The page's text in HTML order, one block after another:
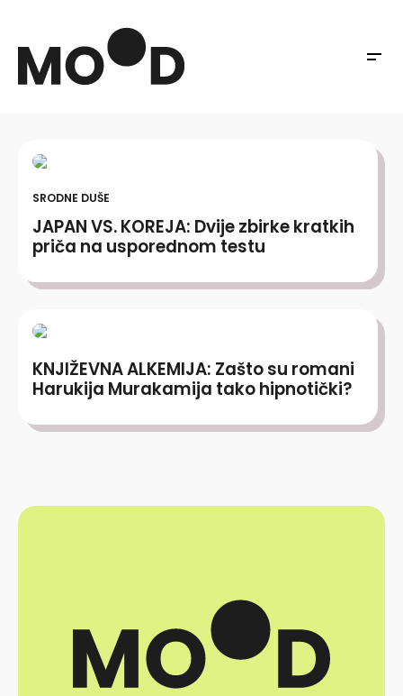
SRODNE DUŠE
JAPAN VS. KOREJA: Dvije zbirke kratkih
priča na usporednom testu
KNJIŽEVNA ALKEMIJA: Zašto su romani
Harukija Murakamija tako hipnotički?